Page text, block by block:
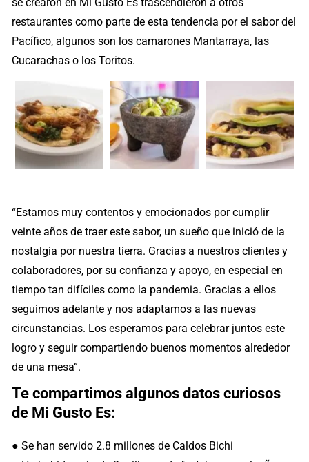
se crearon en Mi Gusto Es trascendieron a otros
restaurantes como parte de esta tendencia por el sabor del
Pacífico, algunos son los camarones Mantarraya, las
Cucarachas o los Toritos.
“Estamos muy contentos y emocionados por cumplir
veinte años de traer este sabor, un sueño que inició de la
nostalgia por nuestra tierra. Gracias a nuestros clientes y
colaboradores, por su confianza y apoyo, en especial en
tiempo tan difíciles como la pandemia. Gracias a ellos
seguimos adelante y nos adaptamos a las nuevas
circunstancias. Los esperamos para celebrar juntos este
logro y seguir compartiendo buenos momentos alrededor
de una mesa”.
Te compartimos algunos datos curiosos
de Mi Gusto Es:
● Se han servido 2.8 millones de Caldos Bichi